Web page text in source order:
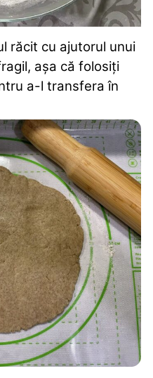
răcit cu ajutorul unui
așa că folosiți
a-l transfera în